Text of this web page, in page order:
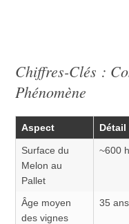
Chiffres-Clés :
Phénomène
Aspect Détail
Surface du
Melon au
Pallet
~600
Âge moyen
des vignes
35